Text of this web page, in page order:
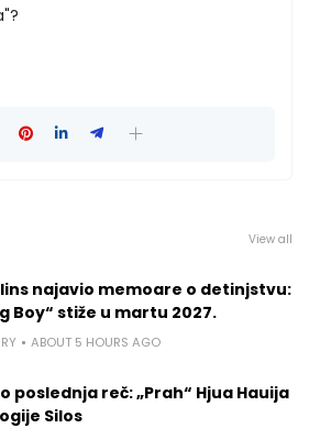
View all
najavio memoare o detinjstvu:
Boy“ stiže u martu 2027.
ABOUT 5 HOURS AGO
poslednja reč: „Prah“ Hjua Hauija
Silos